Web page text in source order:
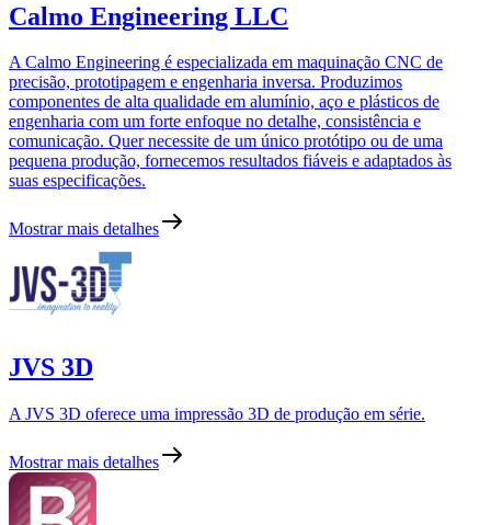
Calmo Engineering LLC
A Calmo Engineering é especializada em maquinação CNC de
precisão, prototipagem e engenharia inversa. Produzimos
componentes de alta qualidade em alumínio, aço e plásticos de
engenharia com um forte enfoque no detalhe, consistência e
comunicação. Quer necessite de um único protótipo ou de uma
pequena produção, fornecemos resultados fiáveis e adaptados às
suas especificações.
Mostrar mais detalhes
JVS 3D
A JVS 3D oferece uma impressão 3D de produção em série.
Mostrar mais detalhes